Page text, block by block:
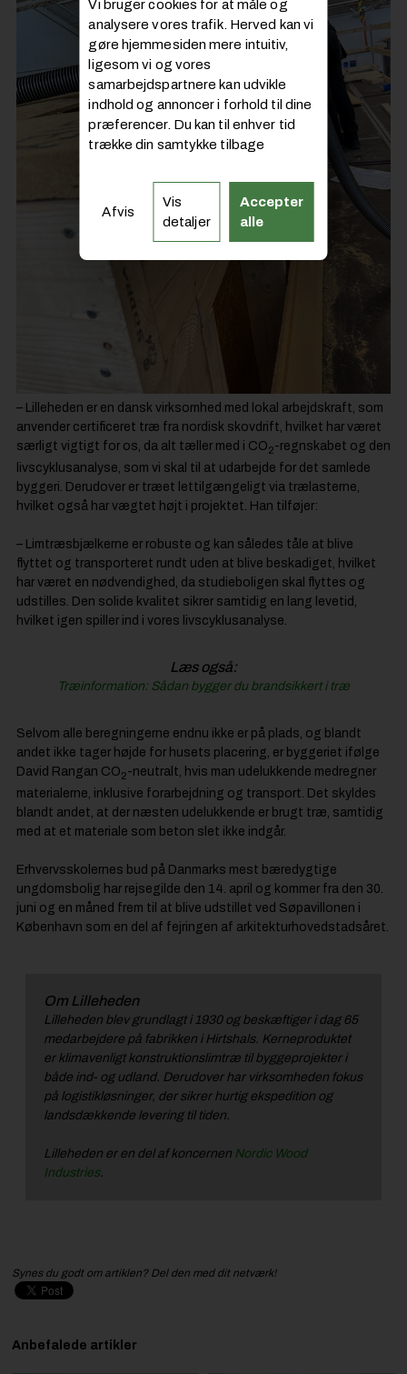
– Lilleheden er en dansk virksomhed med lokal arbejdskraft, som
anvender certificeret træ fra nordisk skovdrift, hvilket har været
særligt vigtigt for os, da alt tæller med i CO2-regnskabet og den
livscyklusanalyse, som vi skal til at udarbejde for det samlede
byggeri. Derudover er træet lettilgængeligt via trælasterne,
hvilket også har vægtet højt i projektet. Han tilføjer:
– Limtræsbjælkerne er robuste og kan således tåle at blive
flyttet og transporteret rundt uden at blive beskadiget, hvilket
har været en nødvendighed, da studieboligen skal flyttes og
udstilles. Den solide kvalitet sikrer samtidig en lang levetid,
hvilket igen spiller ind i vores livscyklusanalyse.
Læs også:
Træinformation: Sådan bygger du brandsikkert i træ
Selvom alle beregningerne endnu ikke er på plads, og blandt
andet ikke tager højde for husets placering, er byggeriet ifølge
David Rangan CO2-neutralt, hvis man udelukkende medregner
materialerne, inklusive forarbejdning og transport. Det skyldes
blandt andet, at der næsten udelukkende er brugt træ, samtidig
med at et materiale som beton slet ikke indgår.
Erhvervsskolernes bud på Danmarks mest bæredygtige
ungdomsbolig har rejsegilde den 14. april og kommer fra den 30.
juni og en måned frem til at blive udstillet ved Søpavillonen i
København som en del af fejringen af arkitekturhovedstadsåret.
Om Lilleheden
Lilleheden blev grundlagt i 1930 og beskæftiger i dag 65
medarbejdere på fabrikken i Hirtshals. Kerneproduktet
er klimavenligt konstruktionslimtræ til byggeprojekter i
både ind- og udland. Derudover har virksomheden fokus
på logistikløsninger, der sikrer hurtig ekspedition og
landsdækkende levering til tiden.
Lilleheden er en del af koncernen Nordic Wood
Industries.
Synes du godt om artiklen? Del den med dit netværk!
Anbefalede artikler
Vi bruger cookies for at måle og
analysere vores trafik. Herved kan vi
gøre hjemmesiden mere intuitiv,
ligesom vi og vores
samarbejdspartnere kan udvikle
indhold og annoncer i forhold til dine
præferencer. Du kan til enhver tid
trække din samtykke tilbage
Afvis
Vis
detaljer
Accepter
alle